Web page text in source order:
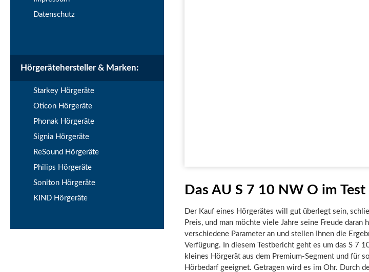
Das AU S 7 10 NW O im Test
Der Kauf eines Hörgerätes will gut überlegt sein,
Preis, und man möchte viele Jahre seine Freude daran
verschiedene Parameter an und stellen Ihnen die
Verfügung. In diesem Testbericht geht es um das S 7
kleines Hörgerät aus dem Premium-Segment und für
Hörbedarf geeignet. Getragen wird es im Ohr. Durch
Datenschutz
Hörgerätehersteller & Marken:
Starkey Hörgeräte
Oticon Hörgeräte
Phonak Hörgeräte
Signia Hörgeräte
ReSound Hörgeräte
Philips Hörgeräte
Soniton Hörgeräte
KIND Hörgeräte